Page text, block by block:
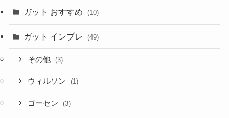
ガット おすすめ (10)
ガット インプレ (49)
その他 (3)
ウィルソン (1)
ゴーセン (3)